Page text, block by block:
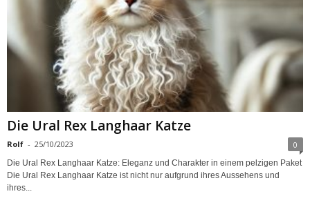
Die Ural Rex Langhaar Katze
Rolf - 25/10/2023 0
Die Ural Rex Langhaar Katze: Eleganz und Charakter in einem pelzigen Paket
Die Ural Rex Langhaar Katze ist nicht nur aufgrund ihres Aussehens und
ihres...